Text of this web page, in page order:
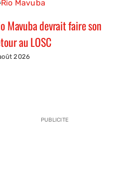
Mavuba devrait faire son
au LOSC
2026
PUBLICITE